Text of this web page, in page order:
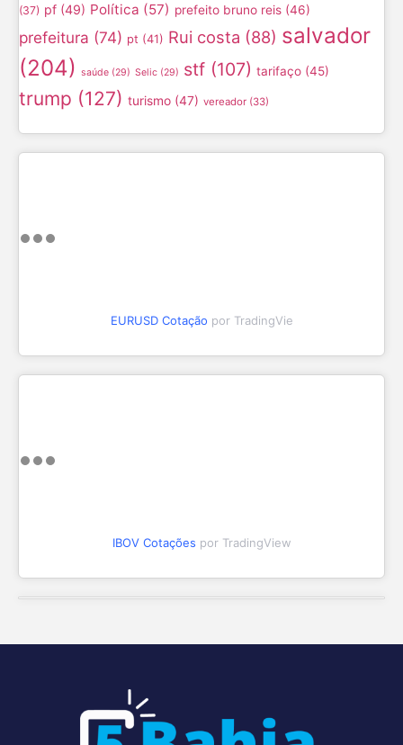
(37) pf (49) Política (57) prefeito bruno reis (46)
prefeitura (74) pt (41) Rui costa (88) salvador
(204) saúde (29) Selic (29) stf (107) tarifaço (45)
trump (127) turismo (47) vereador (33)
EURUSD Cotação por TradingVie
IBOV Cotações por TradingView